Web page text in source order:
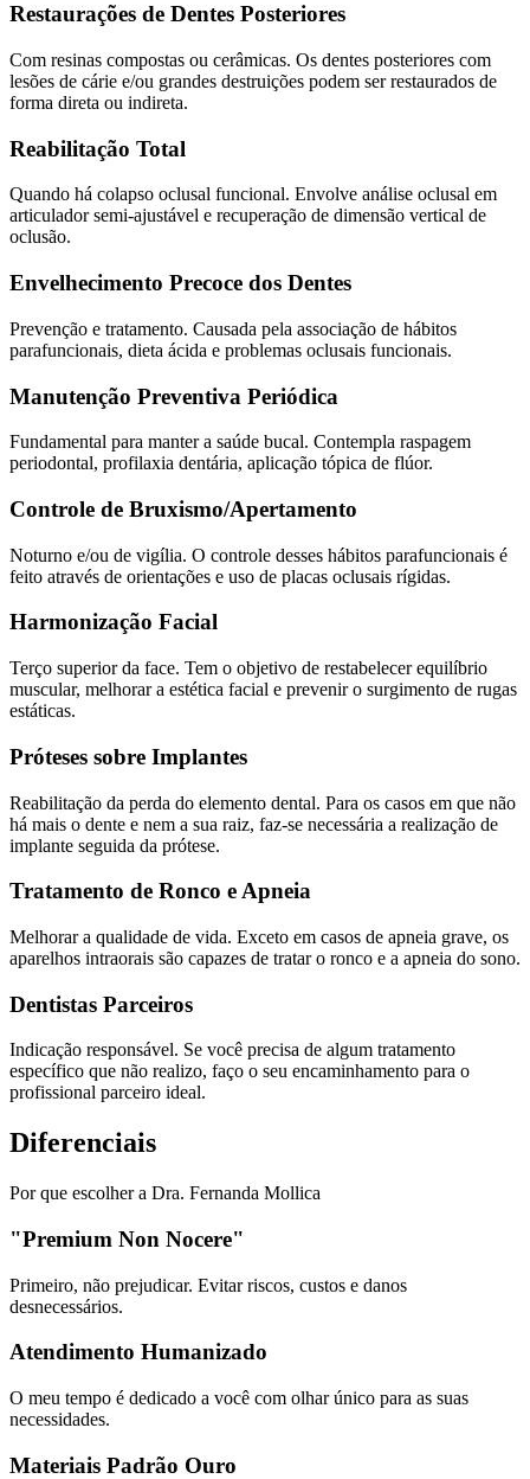
Restaurações de Dentes Posteriores
Com resinas compostas ou cerâmicas. Os dentes posteriores com
lesões de cárie e/ou grandes destruições podem ser restaurados de
forma direta ou indireta.
Reabilitação Total
Quando há colapso oclusal funcional. Envolve análise oclusal em
articulador semi-ajustável e recuperação de dimensão vertical de
oclusão.
Envelhecimento Precoce dos Dentes
Prevenção e tratamento. Causada pela associação de hábitos
parafuncionais, dieta ácida e problemas oclusais funcionais.
Manutenção Preventiva Periódica
Fundamental para manter a saúde bucal. Contempla raspagem
periodontal, profilaxia dentária, aplicação tópica de flúor.
Controle de Bruxismo/Apertamento
Noturno e/ou de vigília. O controle desses hábitos parafuncionais é
feito através de orientações e uso de placas oclusais rígidas.
Harmonização Facial
Terço superior da face. Tem o objetivo de restabelecer equilíbrio
muscular, melhorar a estética facial e prevenir o surgimento de rugas
estáticas.
Próteses sobre Implantes
Reabilitação da perda do elemento dental. Para os casos em que não
há mais o dente e nem a sua raiz, faz-se necessária a realização de
implante seguida da prótese.
Tratamento de Ronco e Apneia
Melhorar a qualidade de vida. Exceto em casos de apneia grave, os
aparelhos intraorais são capazes de tratar o ronco e a apneia do sono.
Dentistas Parceiros
Indicação responsável. Se você precisa de algum tratamento
específico que não realizo, faço o seu encaminhamento para o
profissional parceiro ideal.
Diferenciais
Por que escolher a Dra. Fernanda Mollica
"Premium Non Nocere"
Primeiro, não prejudicar. Evitar riscos, custos e danos
desnecessários.
Atendimento Humanizado
O meu tempo é dedicado a você com olhar único para as suas
necessidades.
Materiais Padrão Ouro